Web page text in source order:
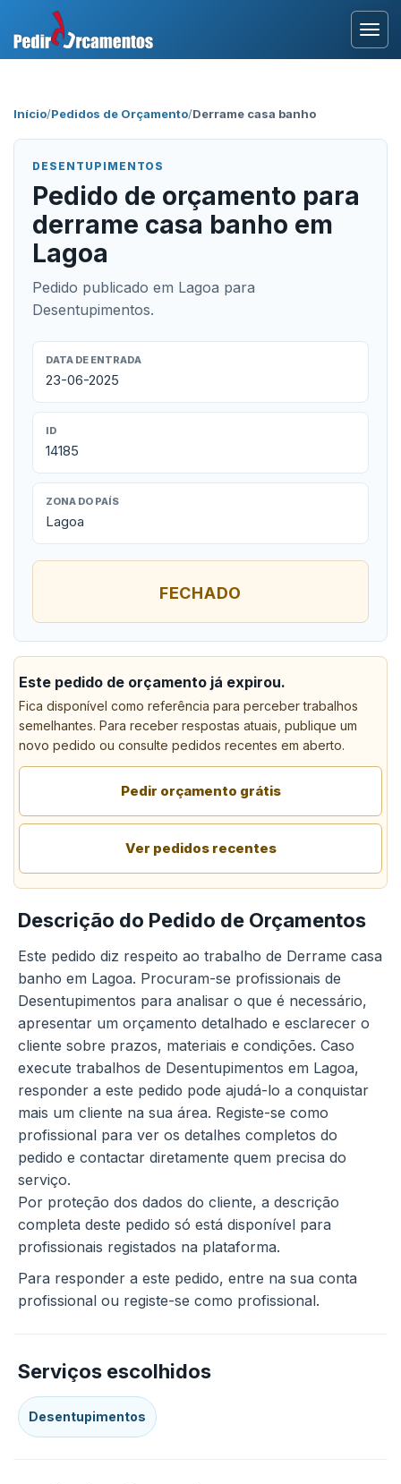
Início/Pedidos de Orçamento/Derrame casa banho
DESENTUPIMENTOS
Pedido de orçamento para
derrame casa banho em
Lagoa
Pedido publicado em Lagoa para
Desentupimentos.
DATA DE ENTRADA
23-06-2025
ID
14185
ZONA DO PAÍS
Lagoa
FECHADO
Este pedido de orçamento já expirou.
Fica disponível como referência para perceber trabalhos
semelhantes. Para receber respostas atuais, publique um
novo pedido ou consulte pedidos recentes em aberto.
Pedir orçamento grátis
Ver pedidos recentes
Descrição do Pedido de Orçamentos
Este pedido diz respeito ao trabalho de Derrame casa
banho em Lagoa. Procuram-se profissionais de
Desentupimentos para analisar o que é necessário,
apresentar um orçamento detalhado e esclarecer o
cliente sobre prazos, materiais e condições. Caso
execute trabalhos de Desentupimentos em Lagoa,
responder a este pedido pode ajudá-lo a conquistar
mais um cliente na sua área. Registe-se como
profissional para ver os detalhes completos do
pedido e contactar diretamente quem precisa do
serviço.
Por proteção dos dados do cliente, a descrição
completa deste pedido só está disponível para
profissionais registados na plataforma.
Para responder a este pedido, entre na sua conta
profissional ou registe-se como profissional.
Serviços escolhidos
Desentupimentos
Área Profissional
Como Funciona?
Testemunhos